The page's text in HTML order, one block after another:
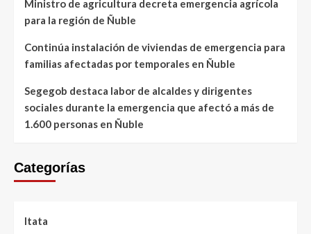
Ministro de agricultura decreta emergencia agrícola
para la región de Ñuble
Continúa instalación de viviendas de emergencia para
familias afectadas por temporales en Ñuble
Segegob destaca labor de alcaldes y dirigentes
sociales durante la emergencia que afectó a más de
1.600 personas en Ñuble
Categorías
Itata